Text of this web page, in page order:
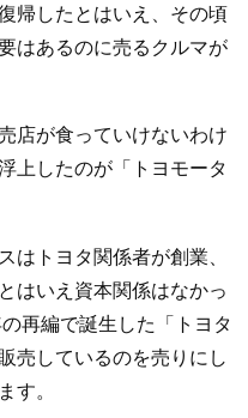
帰したとはいえ、その頃
はあるのに売るクルマが
店が食っていけないわけ
上したのが「トヨモータ
はトヨタ関係者が創業、
はいえ資本関係はなかっ
再編で誕生した「トヨタ
売しているのを売りにし
す。